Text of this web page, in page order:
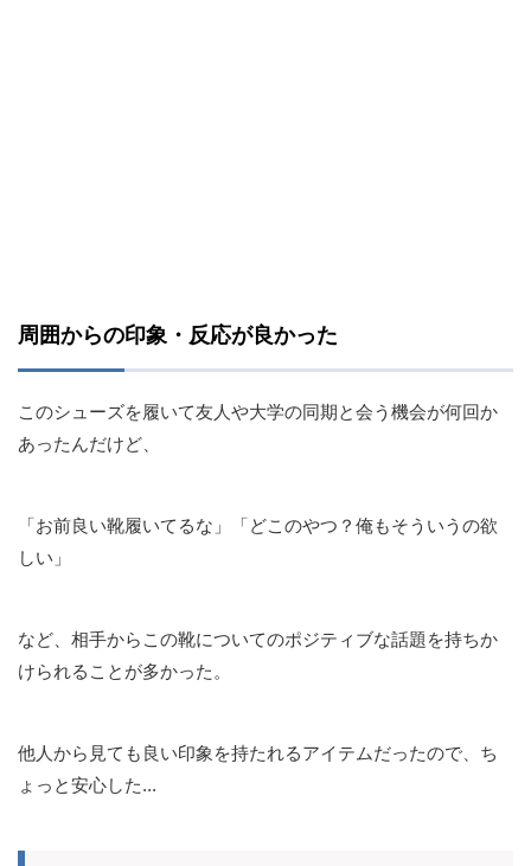
周囲からの印象・反応が良かった
このシューズを履いて友人や大学の同期と会う機会が何回か
あったんだけど、
「お前良い靴履いてるな」「どこのやつ？俺もそういうの欲
しい」
など、相手からこの靴についてのポジティブな話題を持ちか
けられることが多かった。
他人から見ても良い印象を持たれるアイテムだったので、ち
ょっと安心した...